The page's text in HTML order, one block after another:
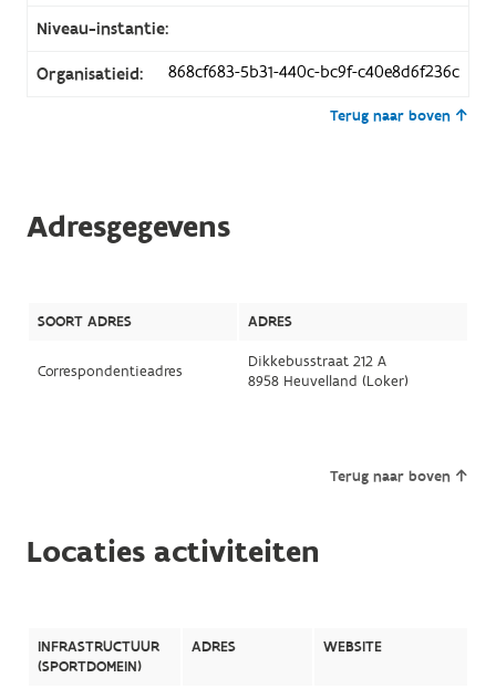
Niveau-instantie:
Organisatieid: 868cf683-5b31-440c-bc9f-c40e8d6f236c
Terug naar boven
Adresgegevens
SOORT ADRES ADRES
Correspondentieadres
Dikkebusstraat 212 A
8958 Heuvelland (Loker)
Terug naar boven
Locaties activiteiten
INFRASTRUCTUUR
(SPORTDOMEIN)
ADRES WEBSITE